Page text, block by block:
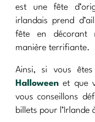
est une fête
irlandais prend
fête en décorant
manière terrifiante.
Ainsi, si vous
Halloween et que
vous conseillons
billets pour l’Irlande